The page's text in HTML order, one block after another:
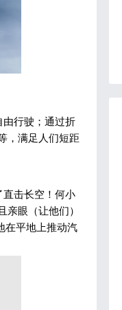
由行驶；通过折
，满足人们短距
直击长空！何小
眼（让他们）
在平地上推动汽